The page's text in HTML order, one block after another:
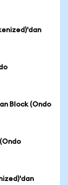
Block (Ondo